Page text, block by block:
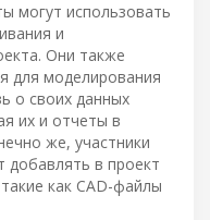
могут использовать
и
Они также
для моделирования
о своих данных
их и отчеты в
же, участники
добавлять в проект
как CAD-файлы